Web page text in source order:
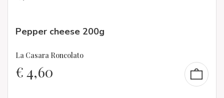
Pepper cheese 200g
La Casara Roncolato
€4,60